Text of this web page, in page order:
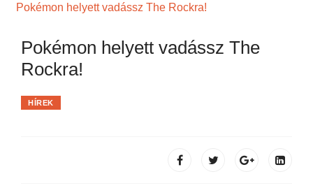
Pokémon helyett vadássz The Rockra!
Pokémon helyett vadássz The
Rockra!
HÍREK